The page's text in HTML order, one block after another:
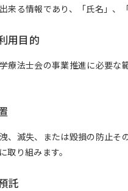
来る情報であり、「氏名」、
用目的
療法士会の事業推進に必要
、滅失、または毀損の防止
取り組みます。
託